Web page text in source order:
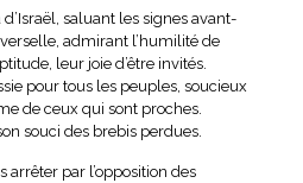
saluant les signes avant-
admirant l’humilité de
leur joie d’être invités.
pour tous les peuples, soucieux
de ceux qui sont proches.
souci des brebis perdues.
arrêter par l’opposition des